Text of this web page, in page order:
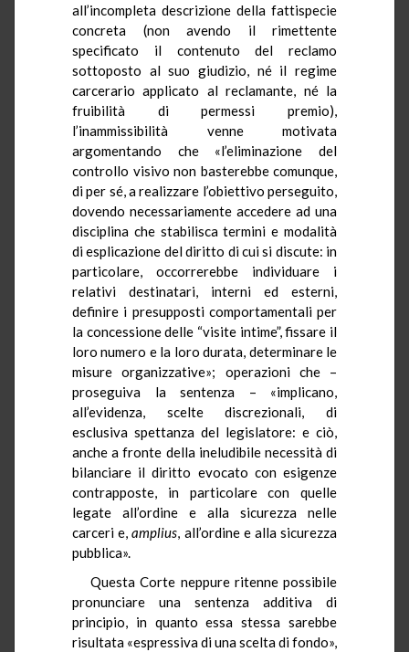
all’incompleta descrizione della fattispecie
concreta (non avendo il rimettente
specificato il contenuto del reclamo
sottoposto al suo giudizio, né il regime
carcerario applicato al reclamante, né la
fruibilità di permessi premio),
l’inammissibilità venne motivata
argomentando che «l’eliminazione del
controllo visivo non basterebbe comunque,
di per sé, a realizzare l’obiettivo perseguito,
dovendo necessariamente accedere ad una
disciplina che stabilisca termini e modalità
di esplicazione del diritto di cui si discute: in
particolare, occorrerebbe individuare i
relativi destinatari, interni ed esterni,
definire i presupposti comportamentali per
la concessione delle “visite intime”, fissare il
loro numero e la loro durata, determinare le
misure organizzative»; operazioni che –
proseguiva la sentenza – «implicano,
all’evidenza, scelte discrezionali, di
esclusiva spettanza del legislatore: e ciò,
anche a fronte della ineludibile necessità di
bilanciare il diritto evocato con esigenze
contrapposte, in particolare con quelle
legate all’ordine e alla sicurezza nelle
carceri e,amplius, all’ordine e alla sicurezza
pubblica».
Questa Corte neppure ritenne possibile
pronunciare una sentenza additiva di
principio, in quanto essa stessa sarebbe
risultata «espressiva di una scelta di fondo»,